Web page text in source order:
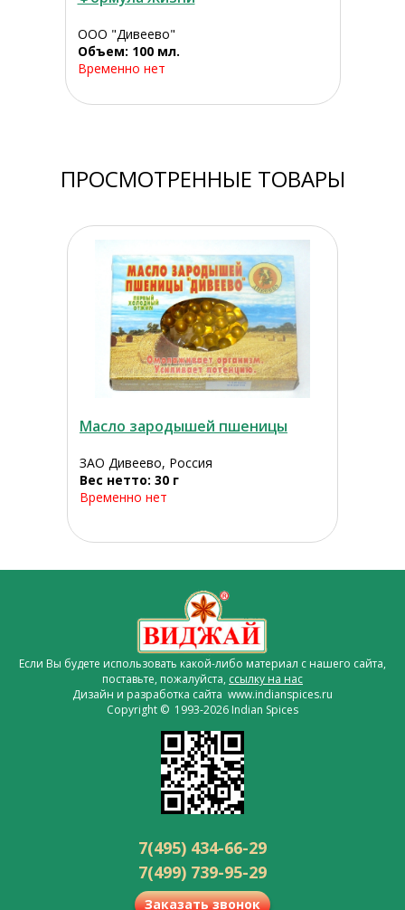
ООО "Дивеево"
Объем: 100 мл.
Временно нет
ПРОСМОТРЕННЫЕ ТОВАРЫ
Масло зародышей пшеницы
ЗАО Дивеево, Россия
Вес нетто: 30 г
Временно нет
Если Вы будете использовать какой-либо материал с нашего сайта,
поставьте, пожалуйста, ссылку на нас
Дизайн и разработка сайта www.indianspices.ru
Copyright © 1993-2026 Indian Spices
7(495) 434-66-29
7(499) 739-95-29
Заказать звонок